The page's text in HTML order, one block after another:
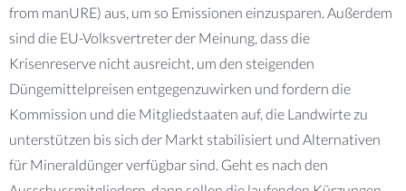
from manURE) aus, um so Emissionen einzusparen. Außerdem
sind die EU-Volksvertreter der Meinung, dass die
Krisenreserve nicht ausreicht, um den steigenden
Düngemittelpreisen entgegenzuwirken und fordern die
Kommission und die Mitgliedstaaten auf, die Landwirte zu
unterstützen bis sich der Markt stabilisiert und Alternativen
für Mineraldünger verfügbar sind. Geht es nach den